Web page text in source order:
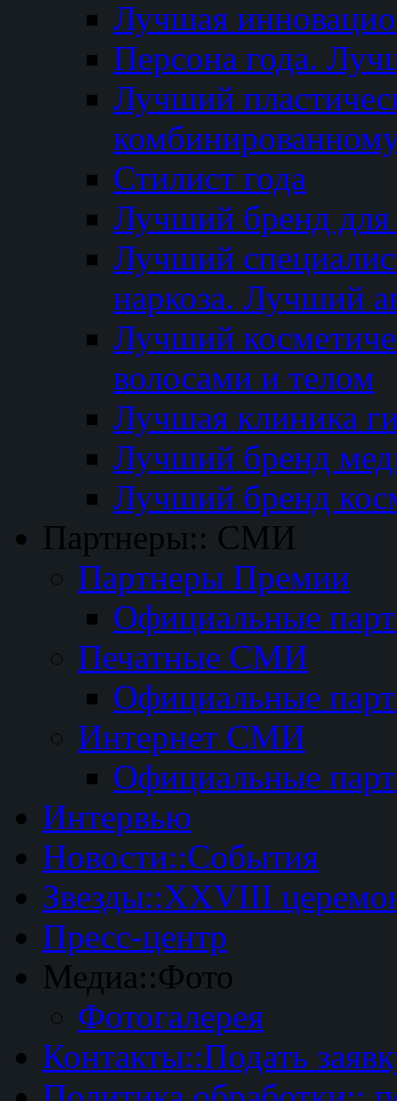
Лучшая
Персона года.
Лучший
Стилист года
Лучший бренд
Лучший
наркоза. Лучший
Лучший
волосами и телом
Лучшая клиника
Лучший бренд
Лучший бренд
Партнеры:: СМИ
Партнеры Премии
Официальные
Печатные СМИ
Официальные
Интернет СМИ
Официальные
Интервью
Новости::События
Звезды::XXVIII
Пресс-центр
Медиа::Фото
Фотогалерея
Контакты::Подать